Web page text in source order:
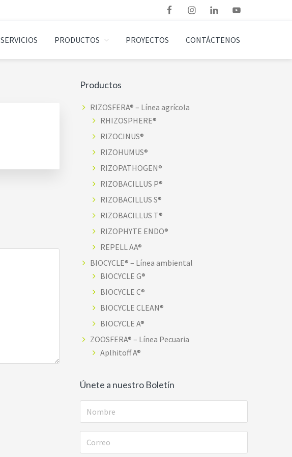
SERVICIOS PRODUCTOS PROYECTOS CONTÁCTENOS
Barra
lateral
principal
Productos
RIZOSFERA® – Línea agrícola
RHIZOSPHERE®
RIZOCINUS®
RIZOHUMUS®
RIZOPATHOGEN®
RIZOBACILLUS P®
RIZOBACILLUS S®
RIZOBACILLUS T®
RIZOPHYTE ENDO®
REPELL AA®
BIOCYCLE® – Línea ambiental
BIOCYCLE G®
BIOCYCLE C®
BIOCYCLE CLEAN®
BIOCYCLE A®
ZOOSFERA® – Línea Pecuaria
Aplhitoff A®
Únete a nuestro Boletín